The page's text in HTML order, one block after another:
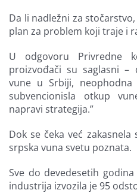
Da li nadležni za
plan za problem koji traje i
U odgovoru Privredne
proizvođači su saglasni
vune u Srbiji,
subvencionisla otkup
napravi strategija.”
Dok se čeka već
srpska vuna svetu poznata.
Sve do devedesetih
industrija izvozila je 95